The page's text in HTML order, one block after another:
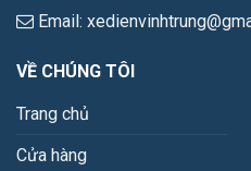
Email:
VỀ CHÚNG TÔI
Trang chủ
Cửa hàng